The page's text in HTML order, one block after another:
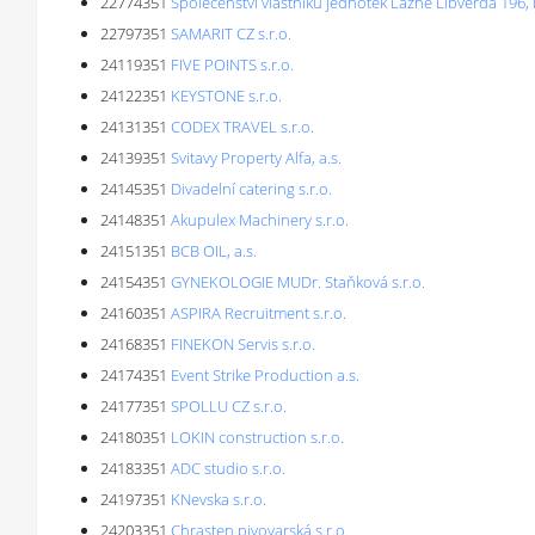
22797351 SAMARIT CZ s.r.o.
24119351 FIVE POINTS s.r.o.
24122351 KEYSTONE s.r.o.
24131351 CODEX TRAVEL s.r.o.
24139351 Svitavy Property Alfa, a.s.
24145351 Divadelní catering s.r.o.
24148351 Akupulex Machinery s.r.o.
24151351 BCB OIL, a.s.
24154351 GYNEKOLOGIE MUDr. Staňková s.r.o.
24160351 ASPIRA Recruitment s.r.o.
24168351 FINEKON Servis s.r.o.
24174351 Event Strike Production a.s.
24177351 SPOLLU CZ s.r.o.
24180351 LOKIN construction s.r.o.
24183351 ADC studio s.r.o.
24197351 KNevska s.r.o.
24203351 Chrasten pivovarská s.r.o.